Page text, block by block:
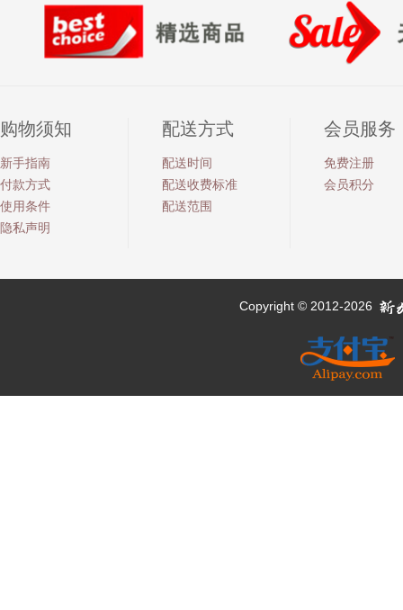
购物须知
新手指南
付款方式
使用条件
隐私声明
配送方式
配送时间
配送收费标准
配送范围
会员服务
免费注册
会员积分
Copyright © 2012-2026